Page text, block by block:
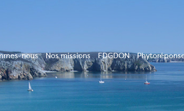
nous Nos missions FDGDON